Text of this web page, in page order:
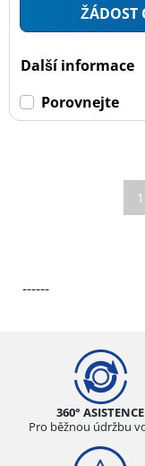
ŽÁDOST
Další informace
Porovnejte
1
------
360° ASISTENCE
Pro běžnou údržbu